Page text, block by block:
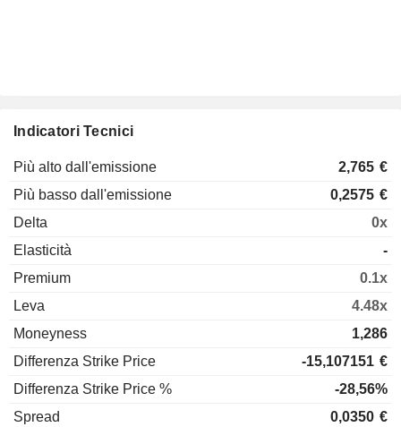
Indicatori Tecnici
Più alto dall'emissione 2,765 €
Più basso dall'emissione
0,2575 €
Delta
0x
Elasticità
-
Premium
0.1x
Leva
4.48x
Moneyness
1,286
Differenza Strike Price
-15,107151 €
Differenza Strike Price %
-28,56%
Spread
0,0350 €